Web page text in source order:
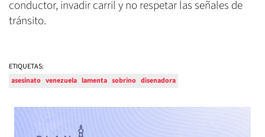
conductor, invadir carril y no respetar las señales de
tránsito.
ETIQUETAS:
asesinato venezuela lamenta sobrino disenadora